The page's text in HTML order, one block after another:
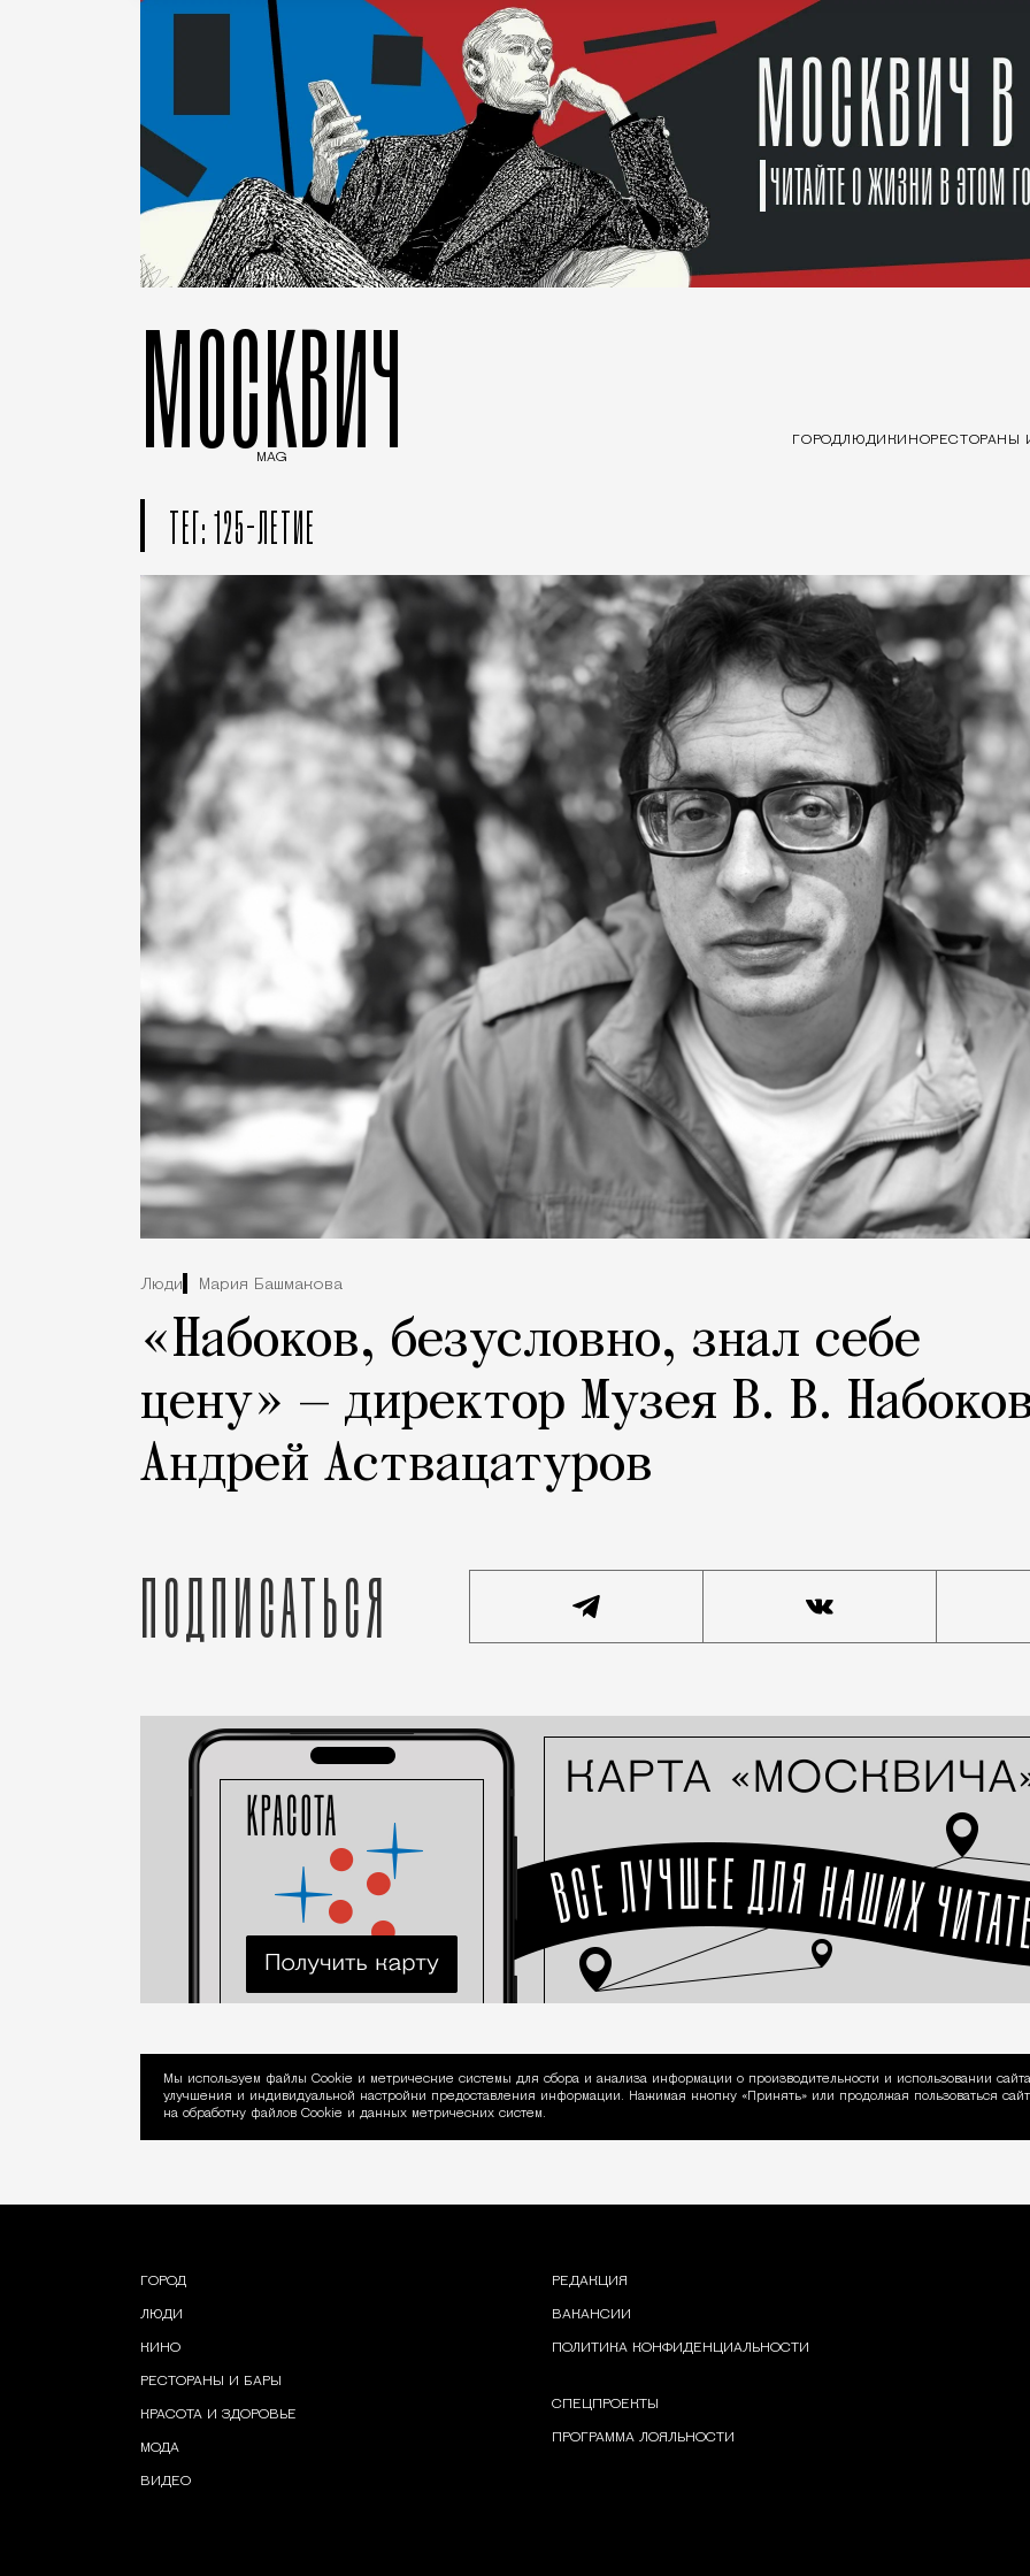
МОСКВИЧ
MAG
ГОРОДЛЮДИ КИНОРЕСТОРАНЫ
ТЕГ: 125-ЛЕТИЕ
Люди Мария Башмакова
«Набоков, безусловно, знал себе
цену» — директор Музея В. В.
Андрей Аствацатуров
Подписаться
Уведомление об использовании Cookie
Мы используем файлы Сookie и метрические системы для сбора и анализа информации о производительности и использовании
улучшения и индивидуальной настройки предоставления информации. Нажимая кнопку «Принять» или продолжая пользоваться
на обработку файлов Cookie и данных метрических систем.
ГОРОД
ЛЮДИ
КИНО
РЕСТОРАНЫ И БАРЫ
КРАСОТА И ЗДОРОВЬЕ
МОДА
ВИДЕО
РЕДАКЦИЯ
ВАКАНСИИ
ПОЛИТИКА КОНФИДЕНЦИАЛЬНОСТИ
СПЕЦПРОЕКТЫ
ПРОГРАММА ЛОЯЛЬНОСТИ